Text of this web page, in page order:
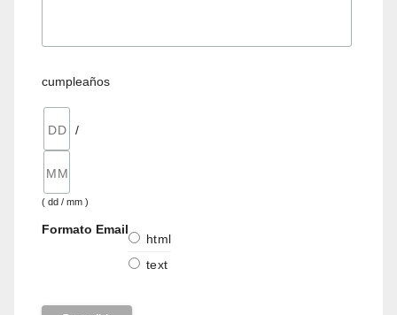
cumpleaños
/
( dd / mm )
Formato Email
html
text